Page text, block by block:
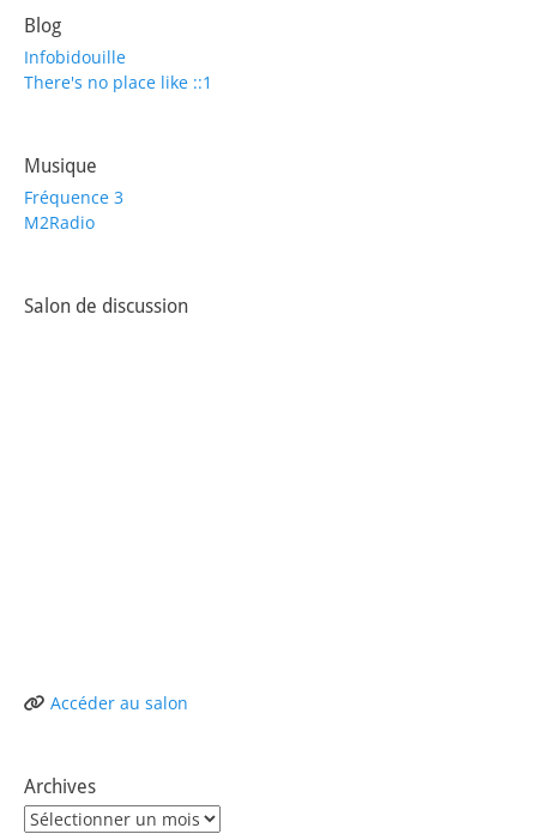
Blog
Infobidouille
There's no place like ::1
Musique
Fréquence 3
M2Radio
Salon de discussion
Accéder au salon
Archives
Archives